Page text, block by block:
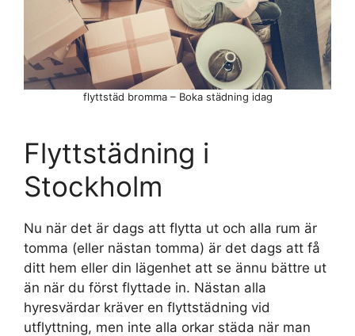
Flyttstädning i
Stockholm
Nu när det är dags att flytta ut och alla rum är
tomma (eller nästan tomma) är det dags att få
ditt hem eller din lägenhet att se ännu bättre ut
än när du först flyttade in. Nästan alla
hyresvärdar kräver en flyttstädning vid
utflyttning, men inte alla orkar städa när man
flyttstäd bromma – Boka städning idag